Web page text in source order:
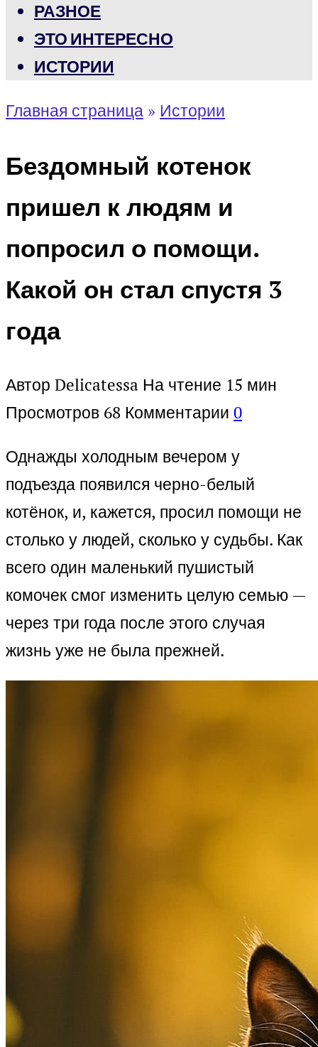
РАЗНОЕ
ЭТО ИНТЕРЕСНО
ИСТОРИИ
Главная страница » Истории
Бездомный котенок
пришел к людям и
попросил о помощи.
Какой он стал спустя 3
года
Автор Delicatessa На чтение 15 мин
Просмотров 68 Комментарии 0
Однажды холодным вечером у
подъезда появился черно-белый
котёнок, и, кажется, просил помощи не
столько у людей, сколько у судьбы. Как
всего один маленький пушистый
комочек смог изменить целую семью —
через три года после этого случая
жизнь уже не была прежней.